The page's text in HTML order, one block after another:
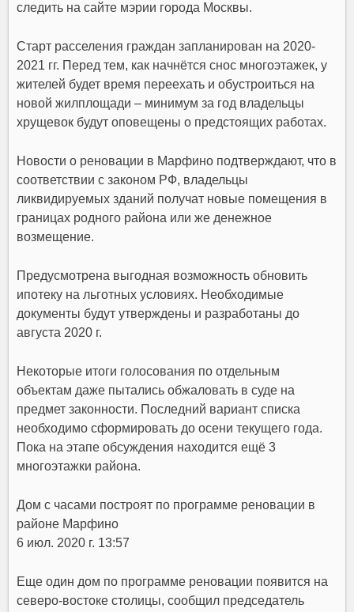
следить на сайте мэрии города Москвы.
Старт расселения граждан запланирован на 2020-
2021 гг. Перед тем, как начнётся снос многоэтажек, у
жителей будет время переехать и обустроиться на
новой жилплощади – минимум за год владельцы
хрущевок будут оповещены о предстоящих работах.
Новости о реновации в Марфино подтверждают, что в
соответствии с законом РФ, владельцы
ликвидируемых зданий получат новые помещения в
границах родного района или же денежное
возмещение.
Предусмотрена выгодная возможность обновить
ипотеку на льготных условиях. Необходимые
документы будут утверждены и разработаны до
августа 2020 г.
Некоторые итоги голосования по отдельным
объектам даже пытались обжаловать в суде на
предмет законности. Последний вариант списка
необходимо сформировать до осени текущего года.
Пока на этапе обсуждения находится ещё 3
многоэтажки района.
Дом с часами построят по программе реновации в
районе Марфино
6 июл. 2020 г. 13:57
Еще один дом по программе реновации появится на
северо-востоке столицы, сообщил председатель